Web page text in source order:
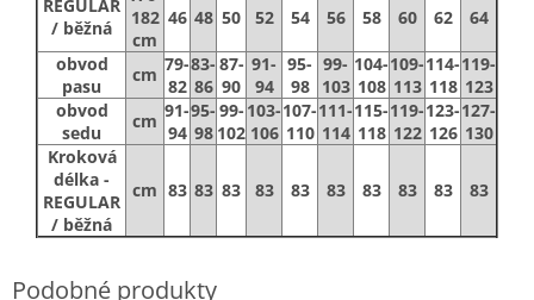
REGULAR
/ běžná
182
cm
46 48 50 52 54 56 58 60 62 64
obvod
pasu
cm 79-
82
83-
86
87-
90
91-
94
95-
98
99-
103
104-
108
109-
113
114-
118
119-
123
obvod
sedu
cm 91-
94
95-
98
99-
102
103-
106
107-
110
111-
114
115-
118
119-
122
123-
126
127-
130
Kroková
délka -
REGULAR
/ běžná
cm 83 83 83 83 83 83 83 83 83 83